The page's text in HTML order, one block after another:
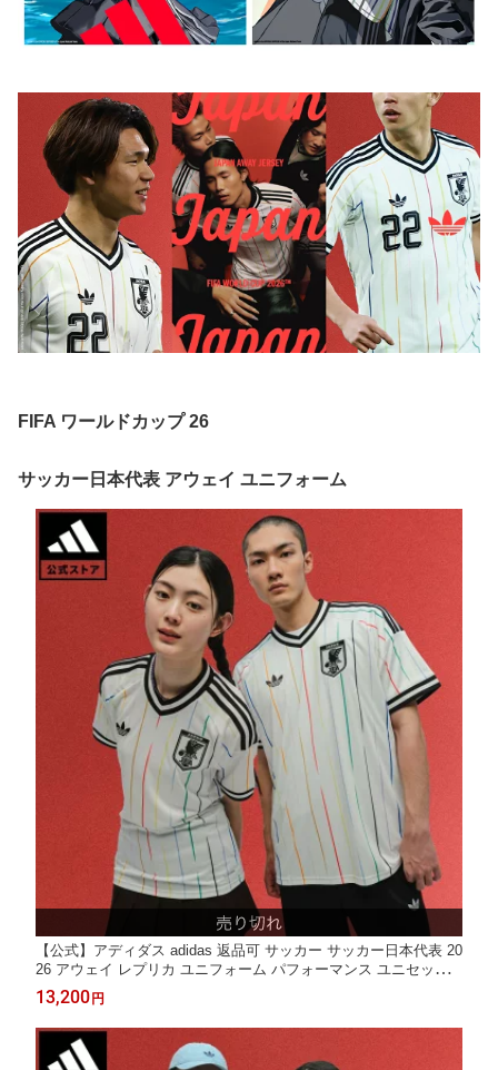
FIFA ワールドカップ 26
サッカー日本代表 アウェイ ユニフォーム
【公式】アディダス adidas 返品可 サッカー サッカー日本代表 20
26 アウェイ レプリカ ユニフォーム パフォーマンス ユニセック
ス ウェア・服 ユニフォーム 白 ホワイト JN1872
13,200 円